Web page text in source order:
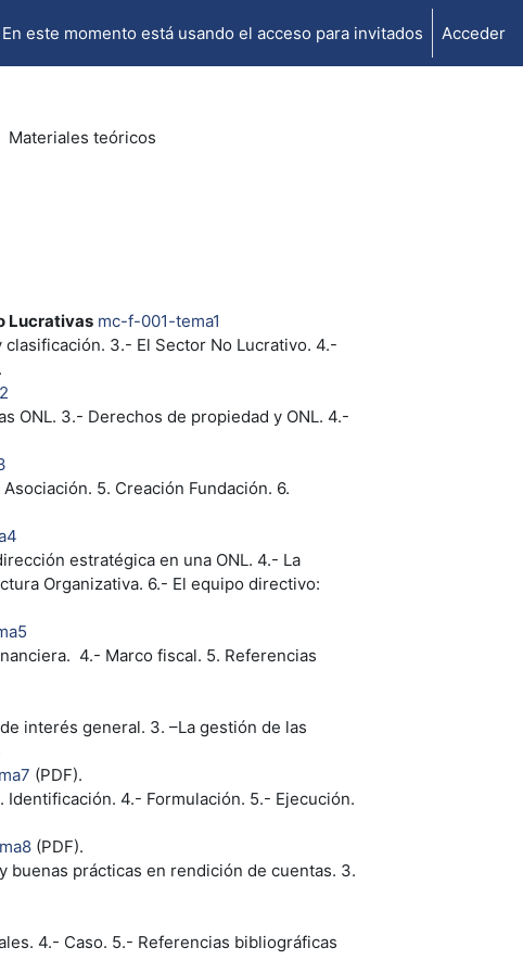
En este momento está usando el acceso para invitados Acceder
Materiales teóricos
Lucrativas mc-f-001-tema1
3.- El Sector No Lucrativo. 4.-
ONL. 3.- Derechos de propiedad y ONL. 4.-
5. Creación Fundación. 6.
estratégica en una ONL. 4.- La
Organizativa. 6.- El equipo directivo:
4.- Marco fiscal. 5. Referencias
interés general. 3. –La gestión de las
(PDF).
4.- Formulación. 5.- Ejecución.
(PDF).
buenas prácticas en rendición de cuentas. 3.
4.- Caso. 5.- Referencias bibliográficas